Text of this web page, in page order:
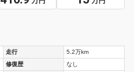
走行
5.2万km
修復歴
なし